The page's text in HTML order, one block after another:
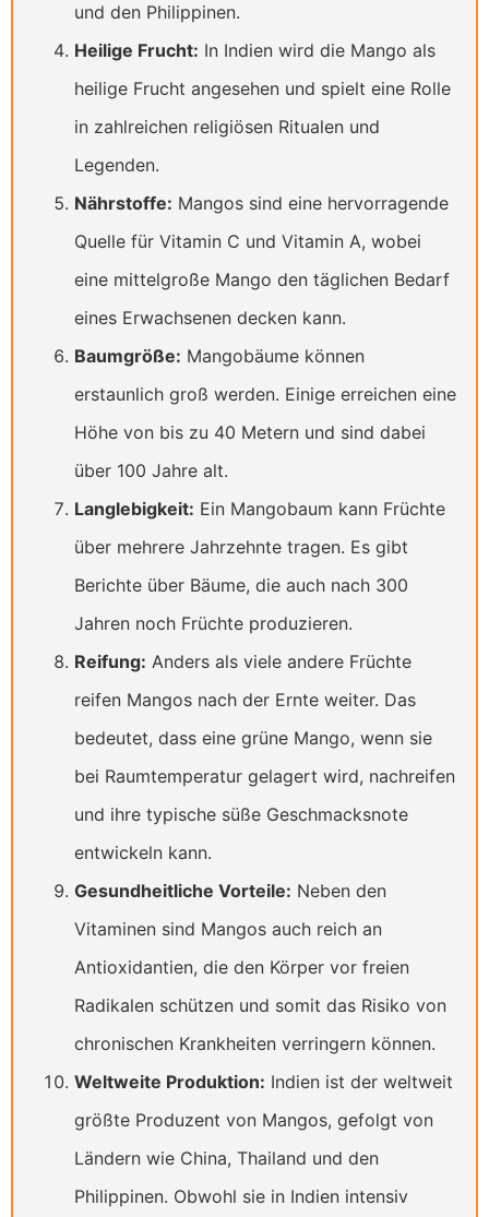
und den Philippinen.
Heilige Frucht: In Indien wird die Mango als
heilige Frucht angesehen und spielt eine Rolle
in zahlreichen religiösen Ritualen und
Legenden.
Nährstoffe: Mangos sind eine hervorragende
Quelle für Vitamin C und Vitamin A, wobei
eine mittelgroße Mango den täglichen Bedarf
eines Erwachsenen decken kann.
Baumgröße: Mangobäume können
erstaunlich groß werden. Einige erreichen eine
Höhe von bis zu 40 Metern und sind dabei
über 100 Jahre alt.
Langlebigkeit: Ein Mangobaum kann Früchte
über mehrere Jahrzehnte tragen. Es gibt
Berichte über Bäume, die auch nach 300
Jahren noch Früchte produzieren.
Reifung: Anders als viele andere Früchte
reifen Mangos nach der Ernte weiter. Das
bedeutet, dass eine grüne Mango, wenn sie
bei Raumtemperatur gelagert wird, nachreifen
und ihre typische süße Geschmacksnote
entwickeln kann.
Gesundheitliche Vorteile: Neben den
Vitaminen sind Mangos auch reich an
Antioxidantien, die den Körper vor freien
Radikalen schützen und somit das Risiko von
chronischen Krankheiten verringern können.
Weltweite Produktion: Indien ist der weltweit
größte Produzent von Mangos, gefolgt von
Ländern wie China, Thailand und den
Philippinen. Obwohl sie in Indien intensiv